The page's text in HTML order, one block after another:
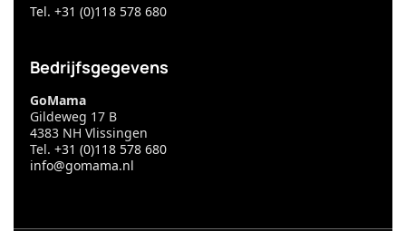
Tel. +31 (0)118 578 680
Bedrijfsgegevens
GoMama
Gildeweg 17 B
4383 NH Vlissingen
Tel. +31 (0)118 578 680
info@gomama.nl